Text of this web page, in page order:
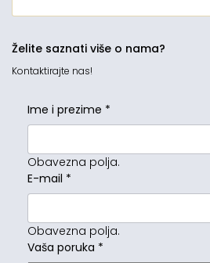
Želite saznati više o nama?
Kontaktirajte nas!
Ime i prezime *
Obavezna polja.
E-mail *
Obavezna polja.
Vaša poruka *